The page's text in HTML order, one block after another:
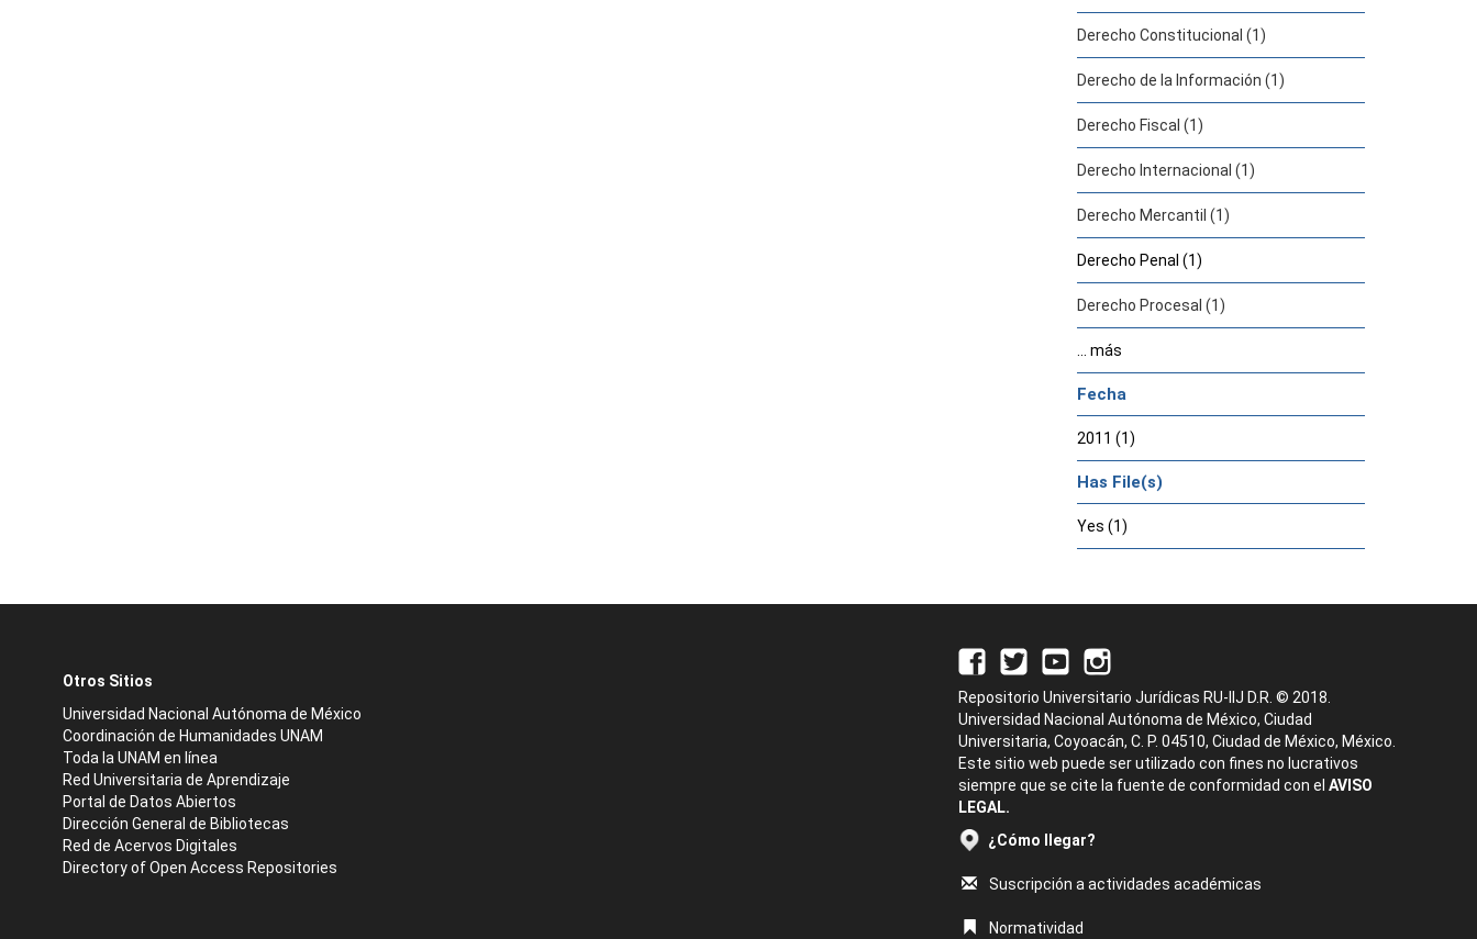
Derecho Constitucional (1)
Derecho de la Información (1)
Derecho Fiscal (1)
Derecho Internacional (1)
Derecho Mercantil (1)
Derecho Penal (1)
Derecho Procesal (1)
... más
Fecha
2011 (1)
Has File(s)
Yes (1)
Otros Sitios
Universidad Nacional Autónoma de México
Coordinación de Humanidades UNAM
Toda la UNAM en línea
Red Universitaria de Aprendizaje
Portal de Datos Abiertos
Dirección General de Bibliotecas
Red de Acervos Digitales
Directory of Open Access Repositories
Repositorio Universitario Jurídicas RU-IIJ D.R. © 2018.
Universidad Nacional Autónoma de México, Ciudad
Universitaria, Coyoacán, C. P. 04510, Ciudad de México, México.
Este sitio web puede ser utilizado con fines no lucrativos
siempre que se cite la fuente de conformidad con el AVISO
LEGAL.
¿Cómo llegar?
Suscripción a actividades académicas
Normatividad